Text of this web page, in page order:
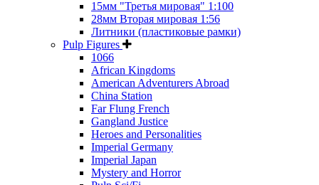
15мм "Третья мировая" 1:100
28мм Вторая мировая 1:56
Литники (пластиковые рамки)
Pulp Figures
1066
African Kingdoms
American Adventurers Abroad
China Station
Far Flung French
Gangland Justice
Heroes and Personalities
Imperial Germany
Imperial Japan
Mystery and Horror